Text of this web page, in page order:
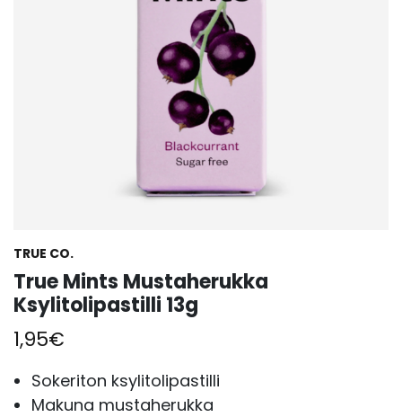
TRUE CO.
True Mints Mustaherukka
Ksylitolipastilli 13g
1,95€
Sokeriton ksylitolipastilli
Makuna mustaherukka